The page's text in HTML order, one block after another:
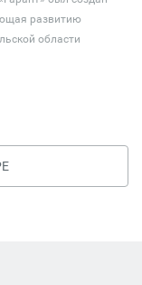
развитию
области